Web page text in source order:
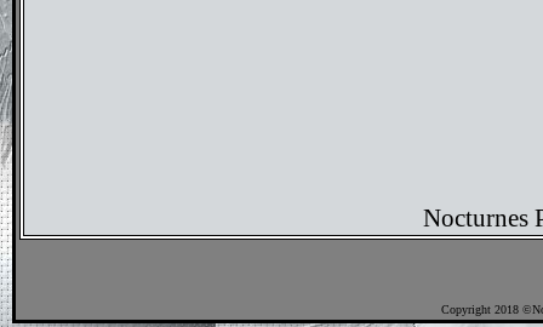
Nocturnes
Copyright 2018